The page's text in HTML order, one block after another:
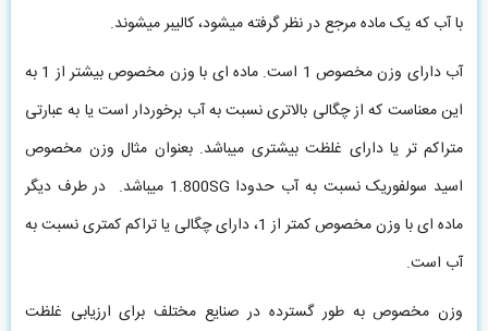
با آب که یک ماده مرجع در نظر گرفته میشود، کالیبر میشوند.
آب دارای وزن مخصوص 1 است. ماده ای با وزن مخصوص بیشتر از 1 به
این معناست که از چگالی بالاتری نسبت به آب برخوردار است یا به عبارتی
متراکم تر یا دارای غلظت بیشتری میباشد. بعنوان مثال وزن مخصوص
اسید سولفوریک نسبت به آب حدودا 1.800SG میباشد. در طرف دیگر
ماده ای با وزن مخصوص کمتر از 1، دارای چگالی یا تراکم کمتری نسبت به
آب است.
وزن مخصوص به طور گسترده در صنایع مختلف برای ارزیابی غلظت